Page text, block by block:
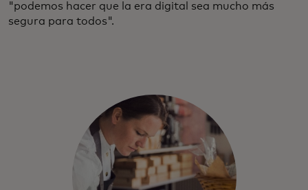
"podemos hacer que la era digital sea mucho más
segura para todos".